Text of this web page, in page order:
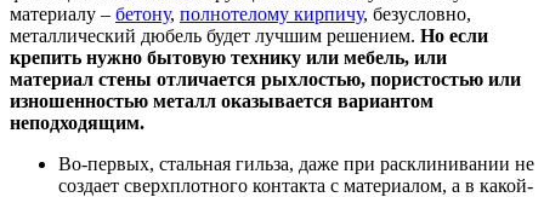
материалу – бетону, полнотелому кирпичу, безусловно,
металлический дюбель будет лучшим решением. Но если
крепить нужно бытовую технику или мебель, или
материал стены отличается рыхлостью, пористостью или
изношенностью металл оказывается вариантом
неподходящим.
Во-первых, стальная гильза, даже при расклинивании не
создает сверхплотного контакта с материалом, а в какой-